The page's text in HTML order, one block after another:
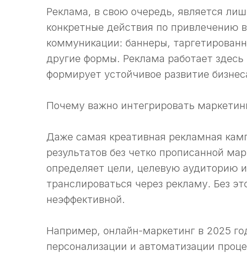
Реклама, в свою очередь, является
конкретные действия по привлечению
коммуникации: баннеры,
другие формы. Реклама работает здесь
формирует устойчивое развитие
Почему важно интегрировать
Даже самая креативная рекламная
результатов без четко прописанной
определяет цели, целевую аудиторию
транслироваться через рекламу. Без
неэффективной.
Например, онлайн-маркетинг в 2025
персонализации и автоматизации